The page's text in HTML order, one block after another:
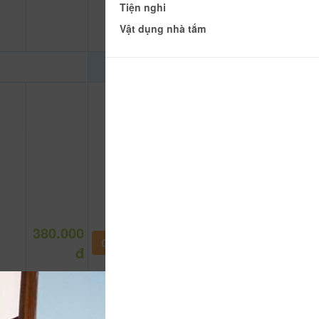
380.000
đ
CHƯA KHAI BÁO PHÒNG
Tiện nghi
Vật dụng nhà tắm